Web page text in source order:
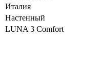
Италия
Настенный
LUNA 3 Comfort